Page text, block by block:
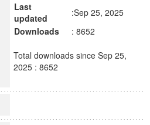
Last
updated
:Sep 25, 2025
Downloads
: 8652
Total downloads since Sep 25,
2025 : 8652